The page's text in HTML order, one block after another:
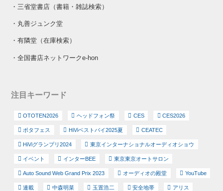
・ 三省堂書店（書籍・雑誌検索）
・ 丸善ジュンク堂
・有隣堂（在庫検索）
・全国書店ネットワークe-hon
注目キーワード
OTOTEN2026 ヘッドフォン祭 CES CES2026
ポタフェス HiViベストバイ2025夏 CEATEC
HiViグランプリ2024 東京インターナショナルオーディオショウ
イベント インターBEE 東京東京オートサロン
Auto Sound Web Grand Prix 2023 オーディオの殿堂 YouTube
連載 中森明菜 玉置浩二 安全地帯 アリス